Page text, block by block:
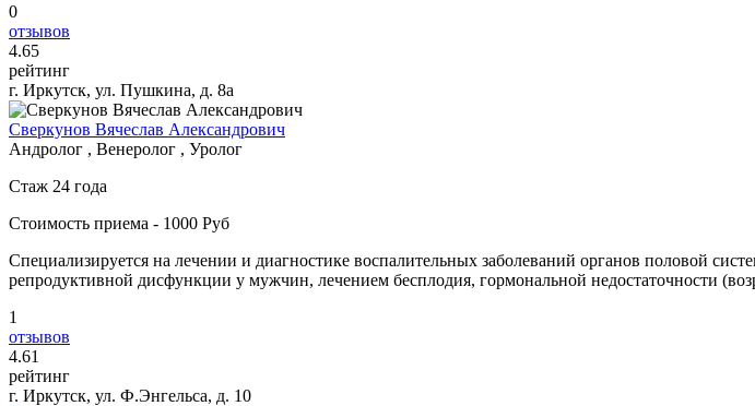
0
отзывов
4.65
рейтинг
г. Иркутск, ул. Пушкина, д. 8а
Сверкунов Вячеслав Александрович
Андролог , Венеролог , Уролог
Стаж 24 года
Стоимость приема - 1000 Руб
Специализируется на лечении и диагностике воспалительных заболеваний органов половой
репродуктивной дисфункции у мужчин, лечением бесплодия, гормональной недостаточности
1
отзывов
4.61
рейтинг
г. Иркутск, ул. Ф.Энгельса, д. 10